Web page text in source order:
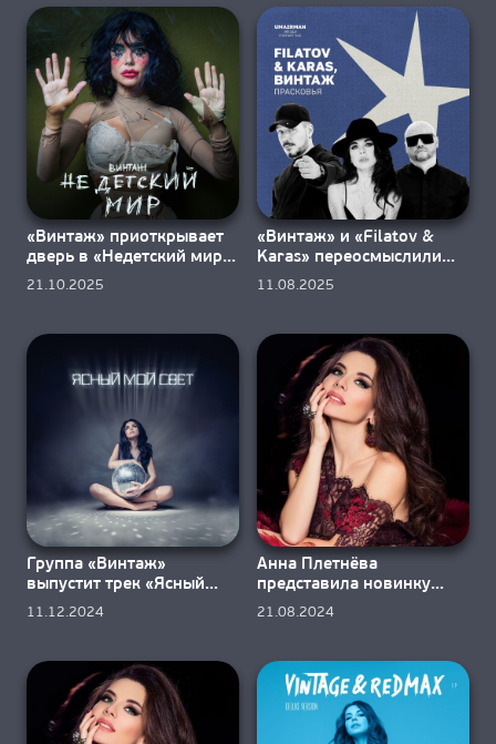
«Винтаж» приоткрывает
дверь в «Недетский мир»
с треком «Геншин»
21.10.2025
«Винтаж» и «Filatov &
Karas» переосмыслили
хит «Прасковья»
11.08.2025
Группа «Винтаж»
выпустит трек «Ясный
мой свет» 13 декабря
11.12.2024
Анна Плетнёва
представила новинку
«Патрики» в свой День
21.08.2024